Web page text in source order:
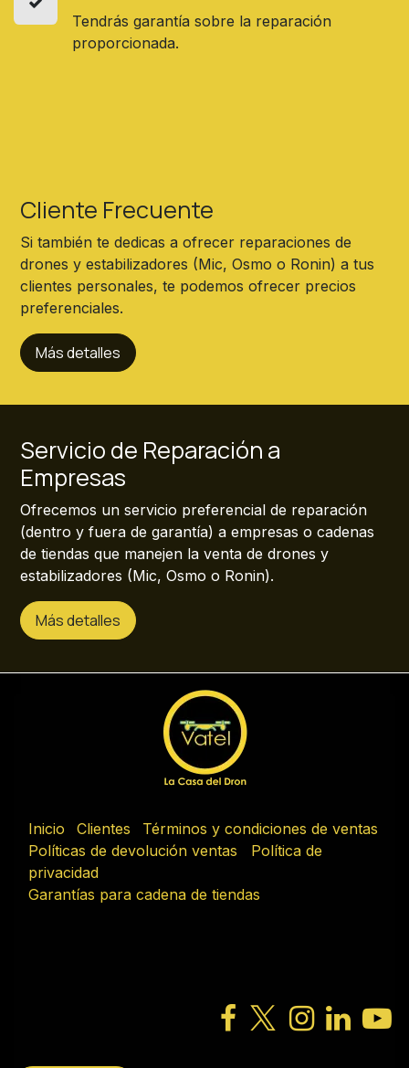
Tendrás garantía sobre la reparación
proporcionada.
Cliente Frecuente
Si también te dedicas a ofrecer reparaciones de
drones y estabilizadores (Mic, Osmo o Ronin) a tus
clientes personales, te podemos ofrecer precios
preferenciales.
Más detalles
Servicio de Reparación a
Empresas
Ofrecemos un servicio preferencial de reparación
(dentro y fuera de garantía) a empresas o cadenas
de tiendas que manejen la venta de drones y
estabilizadores (Mic, Osmo o Ronin).
Más detalles
Inicio Clientes
Términos y condiciones de ventas
Políticas de devolución ventas
Política de
privacidad
Garantías para cadena de tiendas